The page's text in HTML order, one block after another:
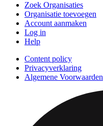
Zoek Organisaties
Organisatie toevoegen
Account aanmaken
Log in
Help
Content policy
Privacyverklaring
Algemene Voorwaarden